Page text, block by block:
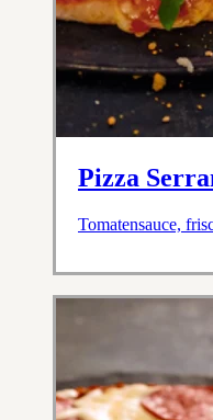
Pizza
Tomatensauce,